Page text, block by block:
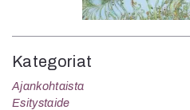
Kategoriat
Ajankohtaista
Esitystaide